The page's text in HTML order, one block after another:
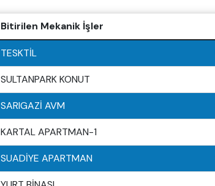
Bitirilen Mekanik İşler
TESKTİL
SULTANPARK KONUT
SARIGAZİ AVM
KARTAL APARTMAN-1
SUADİYE APARTMAN